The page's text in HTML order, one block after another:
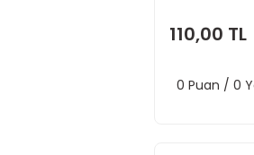
110,00 TL
0 Puan / 0